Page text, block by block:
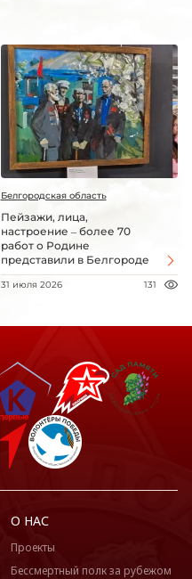
Белгородская область
Пейзажи, лица,
настроение – более 70
работ о Родине
представили в Белгороде
31 июля 2026 131
О НАС
Проекты
Бессмертный полк за рубежом